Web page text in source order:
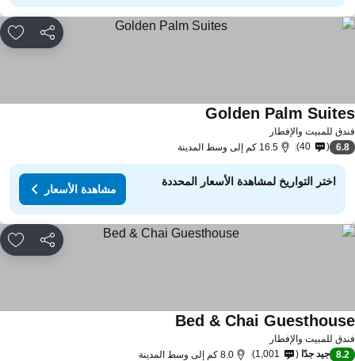
مشاركة
للمبيت والإفطار
Golden Palmمشاهدة الأسعار
6.8
40 16.5 كم إلى وسط المدينة
اختر التواريخ لمشاهدة الأسعار المحددة
مشاهدة الأسعار
مشاركة
للمبيت والإفطار
Bed & Chaiمشاهدة الأسعار
8.2 جيد جدًا 1,001 8.0 كم إلى وسط المدينة